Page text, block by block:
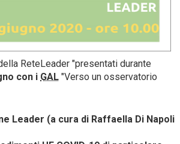
ReteLeader "presentati durante
con i GAL "Verso un osservatorio
Leader (a cura di Raffaella Di Napoli